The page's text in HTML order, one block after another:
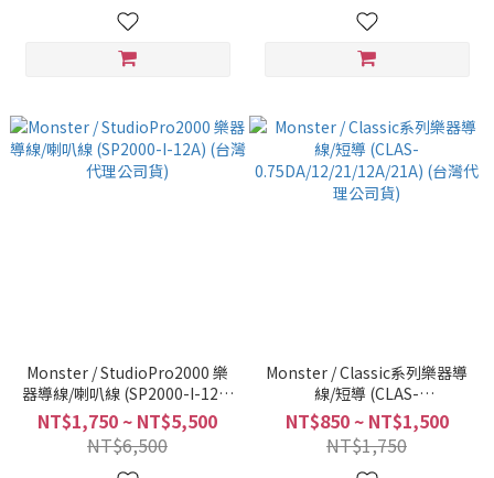
Monster / StudioPro2000 樂
器導線/喇叭線 (SP2000-I-12A)
(台灣代理公司貨)
NT$1,750 ~ NT$5,500
NT$6,500
Monster / Classic系列樂器導
線/短導 (CLAS-
0.75DA/12/21/12A/21A) (台灣
代理公司貨)
NT$850 ~ NT$1,500
NT$1,750